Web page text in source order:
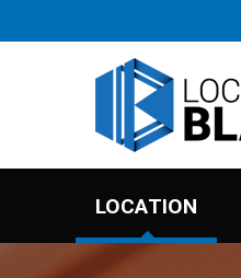
LOCATION